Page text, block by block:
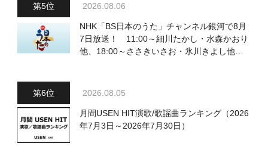
2026.08.06
NHK「BS日本のうた」チャンネル銀河で8月
7日放送！ 11:00～細川たかし・水森かおり
他、18:00～ささきいさお・氷川きよし他登
2026.08.05
月間USEN HIT演歌/歌謡曲ランキング（2026
年7月3日～2026年7月30日）